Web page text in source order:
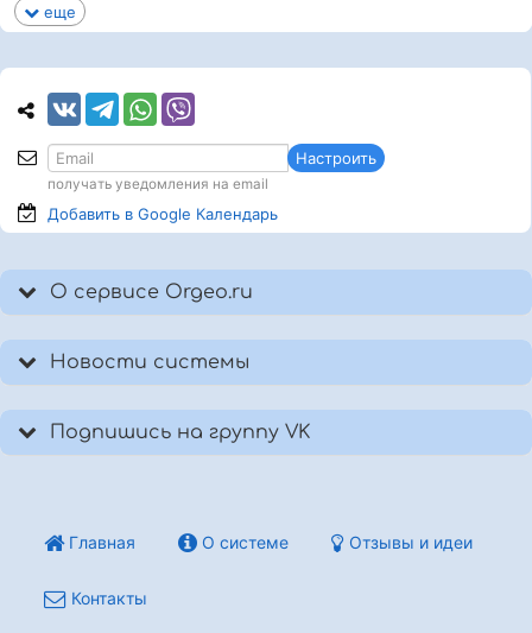
еще
Настроить
получать уведомления на email
Добавить в Google Календарь
О сервисе Orgeo.ru
Новости системы
Подпишись на группу VK
Главная О системе Отзывы и идеи
Контакты